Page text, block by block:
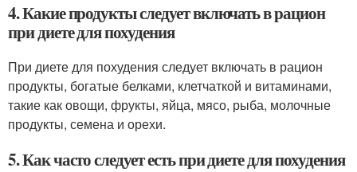
4. Какие продукты следует включать в рацион
при диете для похудения
При диете для похудения следует включать в рацион
продукты, богатые белками, клетчаткой и витаминами,
такие как овощи, фрукты, яйца, мясо, рыба, молочные
продукты, семена и орехи.
5. Как часто следует есть при диете для похудения